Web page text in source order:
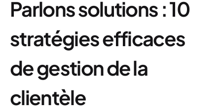
Parlons solutions : 10
stratégies efficaces
de gestion de la
clientèle